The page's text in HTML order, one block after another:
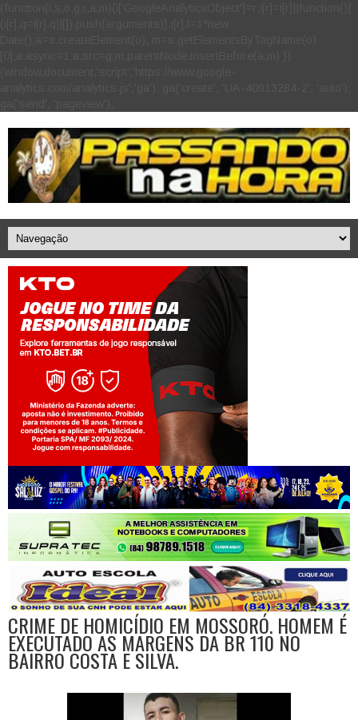
Jogue com responsabilidade. 18+
CRIME DE HOMICÍDIO EM MOSSORÓ. HOMEM É
EXECUTADO AS MARGENS DA BR 110 NO
BAIRRO COSTA E SILVA.